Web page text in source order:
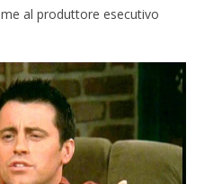
al produttore esecutivo